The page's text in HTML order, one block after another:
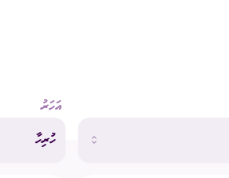
އިސްއަހަރު
ހުރިހާ